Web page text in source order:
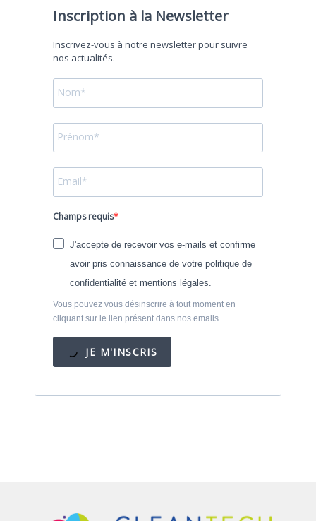
Inscription à la Newsletter
Inscrivez-vous à notre newsletter pour suivre
nos actualités.
Champs requis
J'accepte de recevoir vos e-mails et confirme
avoir pris connaissance de votre politique de
confidentialité et mentions légales.
Vous pouvez vous désinscrire à tout moment en
cliquant sur le lien présent dans nos emails.
JE M'INSCRIS